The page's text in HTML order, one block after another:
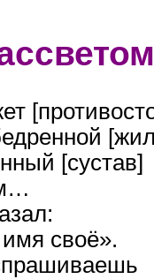
[сустав]
своё».